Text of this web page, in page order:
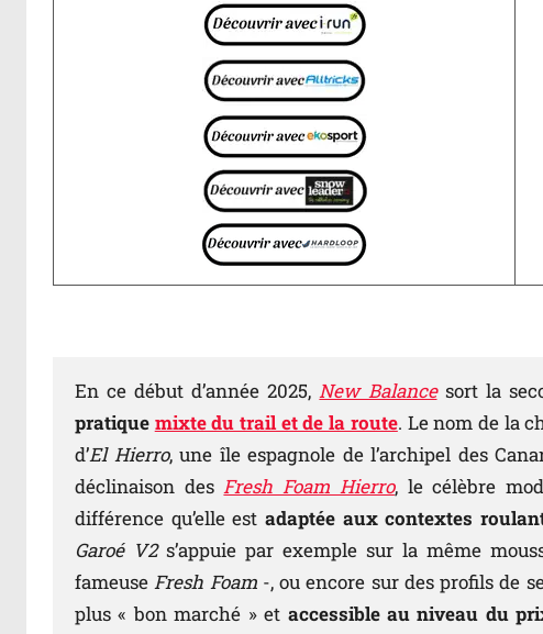
En ce début d’année 2025,New Balancesort la
pratique mixte du trail et de la route. Le nom de la
d’El Hierro, une île espagnole de l’archipel des
déclinaison des Fresh Foam Hierro, le célèbre
différence qu’elle estadaptée aux contextes
Garoé V2s’appuie par exemple sur la même
fameuseFresh Foam-, ou encore sur des profils de
plus « bon marché » et accessible au niveau du